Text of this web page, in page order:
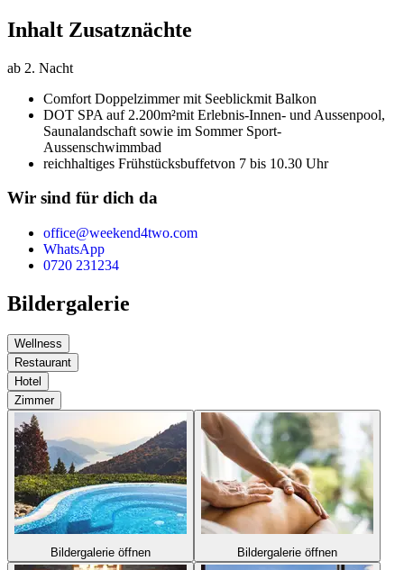
Inhalt Zusatznächte
ab 2. Nacht
Comfort Doppelzimmer mit Seeblickmit Balkon
DOT SPA auf 2.200m²mit Erlebnis-Innen- und Aussenpool,
Saunalandschaft sowie im Sommer Sport-
Aussenschwimmbad
reichhaltiges Frühstücksbuffetvon 7 bis 10.30 Uhr
Wir sind für dich da
office@weekend4two.com
WhatsApp
0720 231234
Bildergalerie
Wellness
Restaurant
Hotel
Zimmer
Bildergalerie öffnen Bildergalerie öffnen